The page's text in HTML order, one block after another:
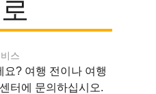
스
요? 여행 전이나 여행
터에 문의하십시오.